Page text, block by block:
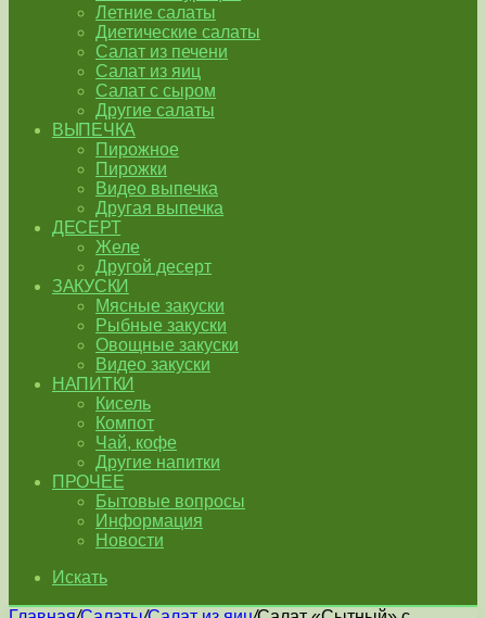
Летние салаты
Диетические салаты
Салат из печени
Салат из яиц
Салат с сыром
Другие салаты
ВЫПЕЧКА
Пирожное
Пирожки
Видео выпечка
Другая выпечка
ДЕСЕРТ
Желе
Другой десерт
ЗАКУСКИ
Мясные закуски
Рыбные закуски
Овощные закуски
Видео закуски
НАПИТКИ
Кисель
Компот
Чай, кофе
Другие напитки
ПРОЧЕЕ
Бытовые вопросы
Информация
Новости
Искать